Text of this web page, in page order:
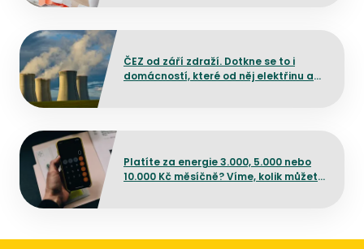
ČEZ od září zdraží. Dotkne se to i
domácností, které od něj elektřinu ani
Přejít na detail článku
Platíte za energie 3.000, 5.000 nebo
10.000 Kč měsíčně? Víme, kolik můžete
Přejít na detail článku